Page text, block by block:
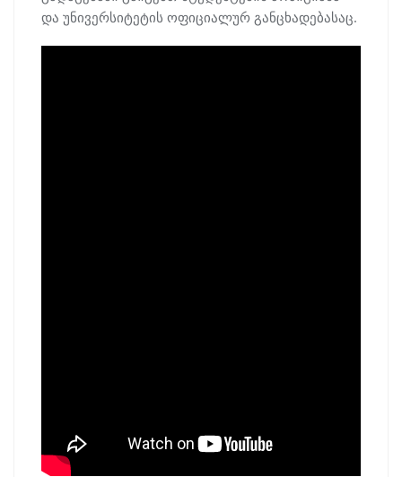
და უნივერსიტეტის ოფიციალურ განცხადებასაც.